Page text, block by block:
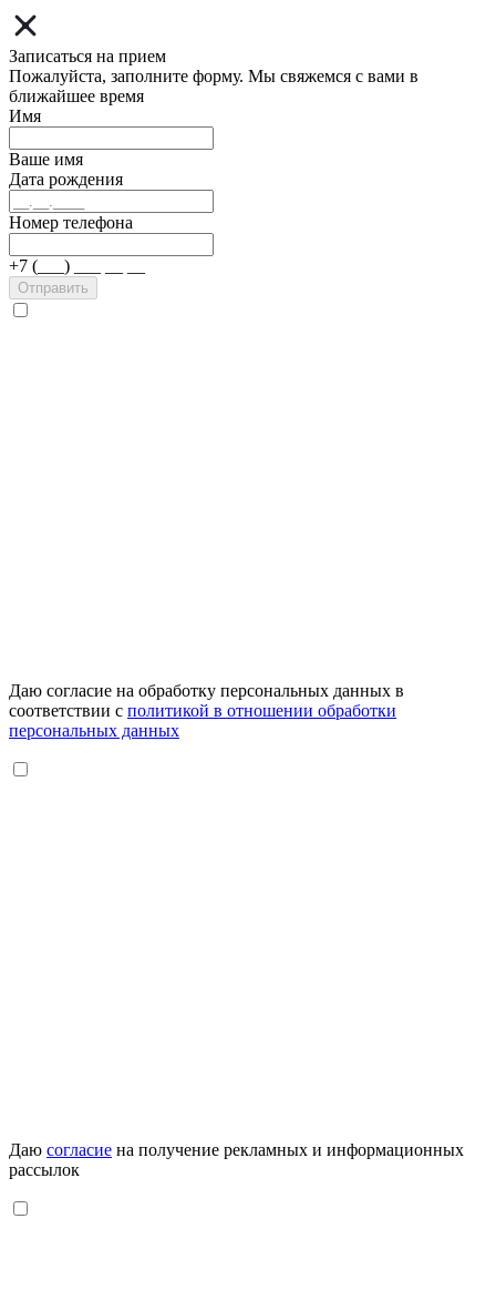
Записаться на прием
Пожалуйста, заполните форму. Мы свяжемся с вами в
ближайшее время
Имя
Ваше имя
Дата рождения
Номер телефона
+7 (___) ___ __ __
Отправить
Даю согласие на обработку персональных данных в
соответствии с политикой в отношении обработки
персональных данных
Даю согласие на получение рекламных и информационных
рассылок